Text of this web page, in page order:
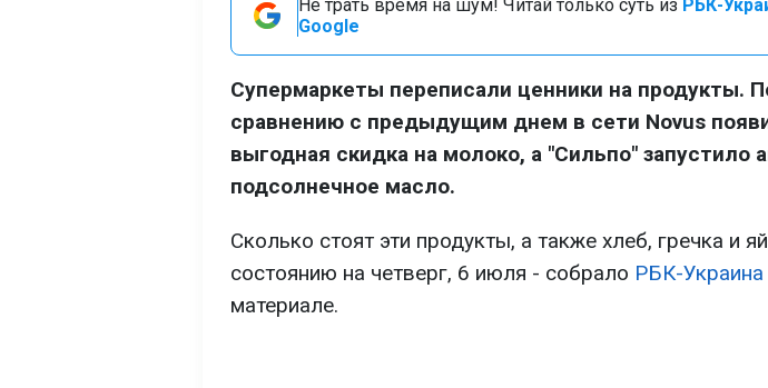
Не трать время на шум! Читай только суть из РБК-
Google
Супермаркеты переписали ценники на продукты.
сравнению с предыдущим днем в сети Novus
выгодная скидка на молоко, а "Сильпо" запустило
подсолнечное масло.
Сколько стоят эти продукты, а также хлеб, гречка и
состоянию на четверг, 6 июля - собрало РБК-Украина
материале.